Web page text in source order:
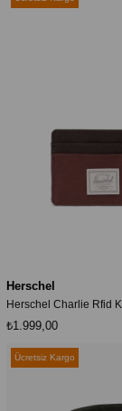
Herschel
Herschel Charlie Rfid
₺1.999,00
Ücretsiz Kargo